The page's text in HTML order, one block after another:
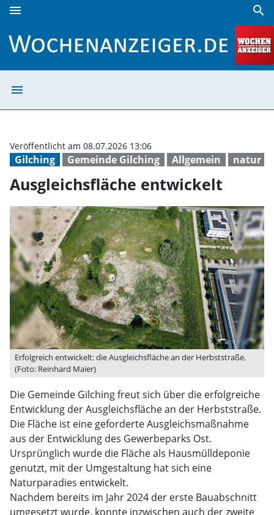
menu search
menu
Gilching Gemeinde Gilching Allgemein natur
Veröffentlicht am 08.07.2026 13:06
Ausgleichsfläche entwickelt
Erfolgreich entwickelt: die Ausgleichsfläche an der Herbststraße.
(Foto: Reinhard Maier)
Die Gemeinde Gilching freut sich über die erfolgreiche
Entwicklung der Ausgleichsfläche an der Herbststraße.
Die Fläche ist eine geforderte Ausgleichsmaßnahme
aus der Entwicklung des Gewerbeparks Ost.
Ursprünglich wurde die Fläche als Hausmülldeponie
genutzt, mit der Umgestaltung hat sich eine
Naturparadies entwickelt.
Nachdem bereits im Jahr 2024 der erste Bauabschnitt
umgesetzt wurde, konnte inzwischen auch der zweite